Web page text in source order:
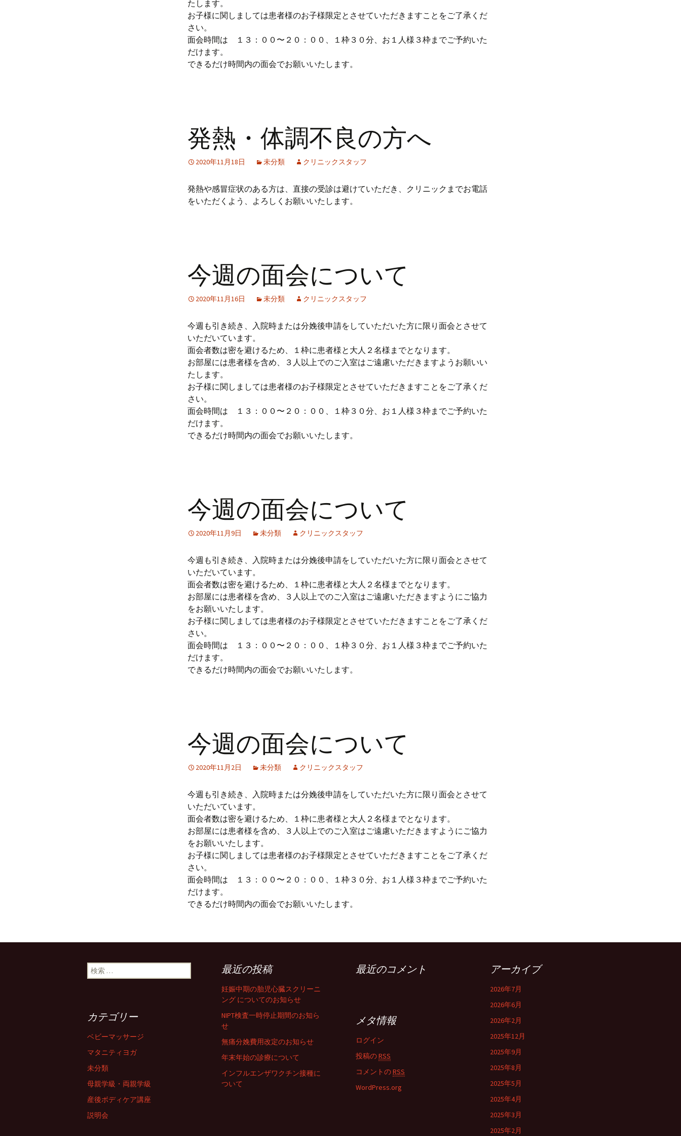
たします。
お子様に関しましては患者様のお子様限定とさせていただきますことをご了承くだ
さい。
面会時間は １３：００〜２０：００、１枠３０分、お１人様３枠までご予約いた
だけます。
できるだけ時間内の面会でお願いいたします。
発熱・体調不良の方へ
2020年11月18日 未分類 クリニックスタッフ
発熱や感冒症状のある方は、直接の受診は避けていただき、クリニックまでお電話
をいただくよう、よろしくお願いいたします。
今週の面会について
2020年11月16日 未分類 クリニックスタッフ
今週も引き続き、入院時または分娩後申請をしていただいた方に限り面会とさせて
いただいています。
面会者数は密を避けるため、１枠に患者様と大人２名様までとなります。
お部屋には患者様を含め、３人以上でのご入室はご遠慮いただきますようお願いい
たします。
お子様に関しましては患者様のお子様限定とさせていただきますことをご了承くだ
さい。
面会時間は １３：００〜２０：００、１枠３０分、お１人様３枠までご予約いた
だけます。
できるだけ時間内の面会でお願いいたします。
今週の面会について
2020年11月9日 未分類 クリニックスタッフ
今週も引き続き、入院時または分娩後申請をしていただいた方に限り面会とさせて
いただいています。
面会者数は密を避けるため、１枠に患者様と大人２名様までとなります。
お部屋には患者様を含め、３人以上でのご入室はご遠慮いただきますようにご協力
をお願いいたします。
お子様に関しましては患者様のお子様限定とさせていただきますことをご了承くだ
さい。
面会時間は １３：００〜２０：００、１枠３０分、お１人様３枠までご予約いた
だけます。
できるだけ時間内の面会でお願いいたします。
今週の面会について
2020年11月2日 未分類 クリニックスタッフ
今週も引き続き、入院時または分娩後申請をしていただいた方に限り面会とさせて
いただいています。
面会者数は密を避けるため、１枠に患者様と大人２名様までとなります。
お部屋には患者様を含め、３人以上でのご入室はご遠慮いただきますようにご協力
をお願いいたします。
お子様に関しましては患者様のお子様限定とさせていただきますことをご了承くだ
さい。
面会時間は １３：００〜２０：００、１枠３０分、お１人様３枠までご予約いた
だけます。
できるだけ時間内の面会でお願いいたします。
検索: 最近の投稿
妊娠中期の胎児心臓スクリーニ
ング についてのお知らせ
NIPT検査一時停止期間のお知ら
せ
無痛分娩費用改定のお知らせ
年末年始の診療について
インフルエンザワクチン接種に
ついて
最近のコメント アーカイブ
2026年7月
2026年6月
2026年2月
2025年12月
2025年9月
2025年8月
2025年5月
2025年4月
2025年3月
2025年2月
カテゴリー
ベビーマッサージ
マタニティヨガ
未分類
母親学級・両親学級
産後ボディケア講座
説明会
メタ情報
ログイン
投稿のRSS
コメントのRSS
WordPress.org